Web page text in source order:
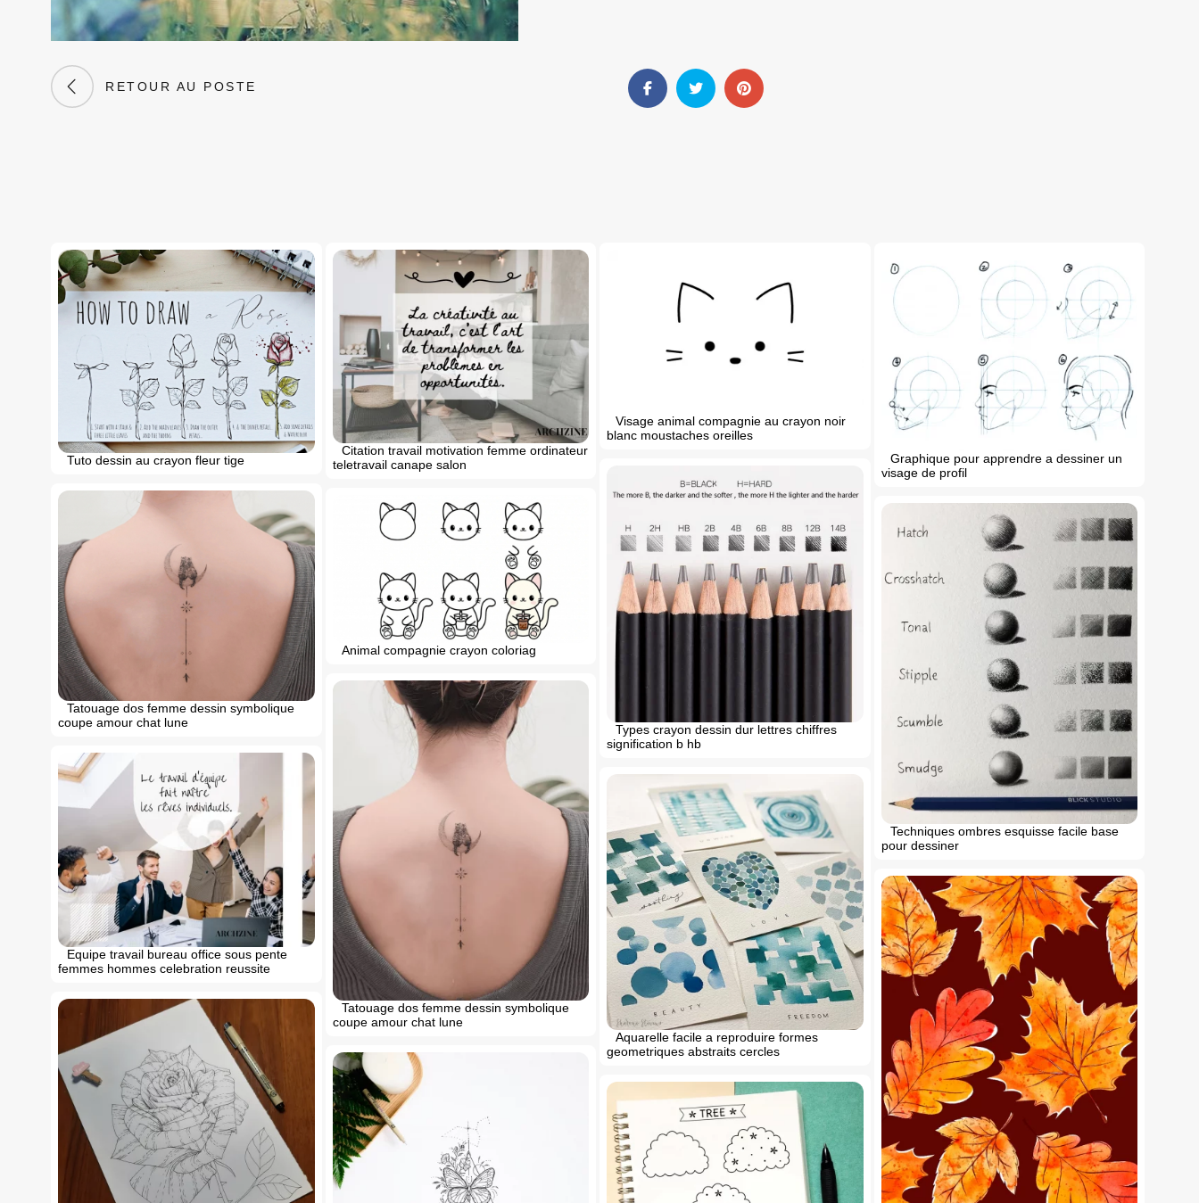
RETOUR AU POSTE
Tuto dessin au crayon fleur tige
Citation travail motivation femme ordinateur
teletravail canape salon
Visage animal compagnie au crayon noir
blanc moustaches oreilles
Graphique pour apprendre a dessiner un
visage de profil
Types crayon dessin dur lettres chiffres
signification b hb
Tatouage dos femme dessin symbolique
coupe amour chat lune
Animal compagnie crayon coloriag
Techniques ombres esquisse facile base
pour dessiner
Tatouage dos femme dessin symbolique
coupe amour chat lune
Equipe travail bureau office sous pente
femmes hommes celebration reussite
Aquarelle facile a reproduire formes
geometriques abstraits cercles